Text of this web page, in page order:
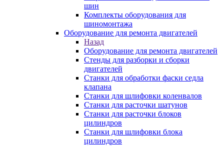
шин
Комплекты оборудования для
шиномонтажа
Оборудование для ремонта двигателей
Назад
Оборудование для ремонта двигателей
Стенды для разборки и сборки
двигателей
Станки для обработки фаски седла
клапана
Станки для шлифовки коленвалов
Станки для расточки шатунов
Станки для расточки блоков
цилиндров
Станки для шлифовки блока
цилиндров